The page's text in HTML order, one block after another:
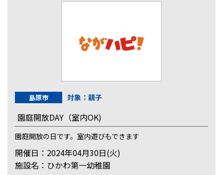
島原市 対象：親子
園庭開放DAY（室内OK)
園庭開放の日です。室内遊びもできます
開催日：2024年04月30日(火)
施設名：ひかわ第一幼稚園